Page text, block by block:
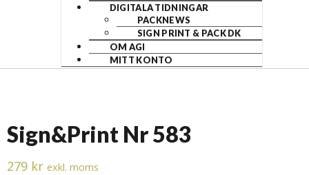
DIGITALA TIDNINGAR
PACKNEWS
SIGN PRINT & PACK DK
OM AGI
MITT KONTO
Sign&Print Nr 583
279 kr exkl. moms